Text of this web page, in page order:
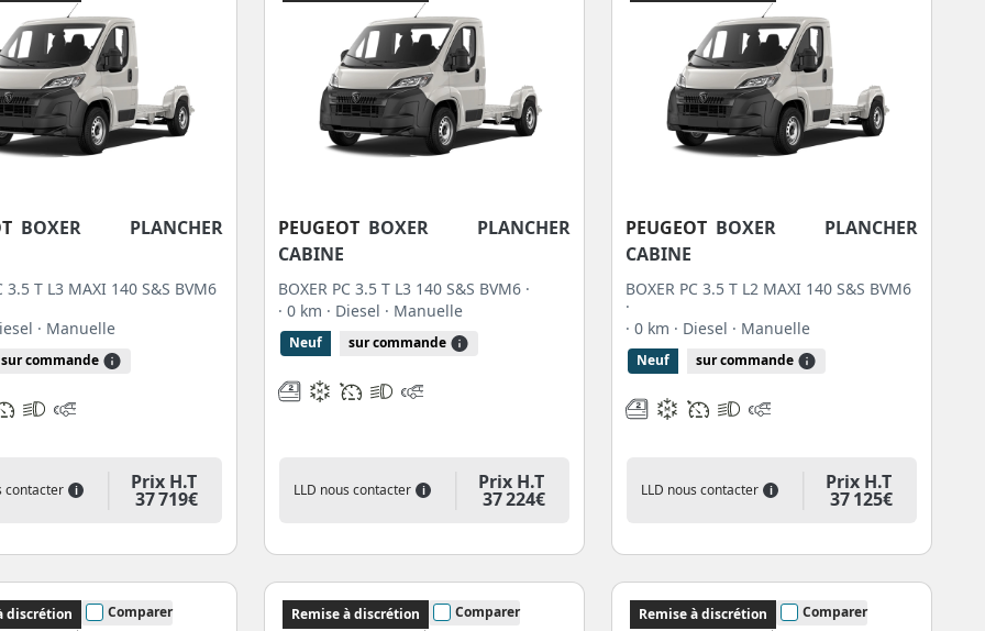
BOXER PLANCHER
3.5 T L3 MAXI 140 S&S BVM6
· Manuelle
sur commande
contacter i Prix H.T
37 719€
PEUGEOT BOXER PLANCHER
CABINE
BOXER PC 3.5 T L3 140 S&S BVM6 ·
· 0 km · Diesel · Manuelle
Neuf sur commande
LLD nous contacter i Prix H.T
37 224€
PEUGEOT BOXER PLANCHER
CABINE
BOXER PC 3.5 T L2 MAXI 140 S&S BVM6
·
· 0 km · Diesel · Manuelle
Neuf sur commande
LLD nous contacter i Prix H.T
37 125€
discrétion Comparer Remise à discrétion Comparer Remise à discrétion Comparer